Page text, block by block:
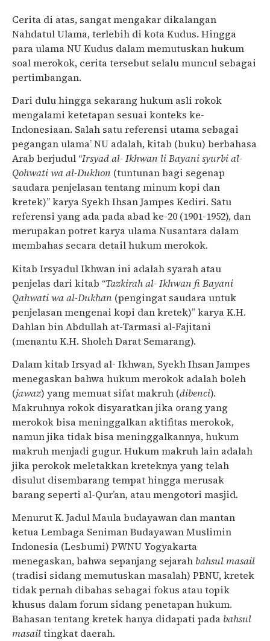
Cerita di atas, sangat mengakar dikalangan
Nahdatul Ulama, terlebih di kota Kudus. Hingga
para ulama NU Kudus dalam memutuskan hukum
soal merokok, cerita tersebut selalu muncul sebagai
pertimbangan.
Dari dulu hingga sekarang hukum asli rokok
mengalami ketetapan sesuai konteks ke-
Indonesiaan. Salah satu referensi utama sebagai
pegangan ulama’ NU adalah, kitab (buku) berbahasa
Arab berjudul “Irsyad al- Ikhwan li Bayani syurbi al-
Qohwati wa al-Dukhon (tuntunan bagi segenap
saudara penjelasan tentang minum kopi dan
kretek)” karya Syekh Ihsan Jampes Kediri. Satu
referensi yang ada pada abad ke-20 (1901-1952), dan
merupakan potret karya ulama Nusantara dalam
membahas secara detail hukum merokok.
Kitab Irsyadul Ikhwan ini adalah syarah atau
penjelas dari kitab “Tazkirah al- Ikhwan fi Bayani
Qahwati wa al-Dukhan (pengingat saudara untuk
penjelasan mengenai kopi dan kretek)” karya K.H.
Dahlan bin Abdullah at-Tarmasi al-Fajitani
(menantu K.H. Sholeh Darat Semarang).
Dalam kitab Irsyad al- Ikhwan, Syekh Ihsan Jampes
menegaskan bahwa hukum merokok adalah boleh
(jawaz) yang memuat sifat makruh (dibenci).
Makruhnya rokok disyaratkan jika orang yang
merokok bisa meninggalkan aktifitas merokok,
namun jika tidak bisa meninggalkannya, hukum
makruh menjadi gugur. Hukum makruh lain adalah
jika perokok meletakkan kreteknya yang telah
disulut disembarang tempat hingga merusak
barang seperti al-Qur’an, atau mengotori masjid.
Menurut K. Jadul Maula budayawan dan mantan
ketua Lembaga Seniman Budayawan Muslimin
Indonesia (Lesbumi) PWNU Yogyakarta
menegaskan, bahwa sepanjang sejarah bahsul masail
(tradisi sidang memutuskan masalah) PBNU, kretek
tidak pernah dibahas sebagai fokus atau topik
khusus dalam forum sidang penetapan hukum.
Bahasan tentang kretek hanya didapati pada bahsul
masailtingkat daerah.